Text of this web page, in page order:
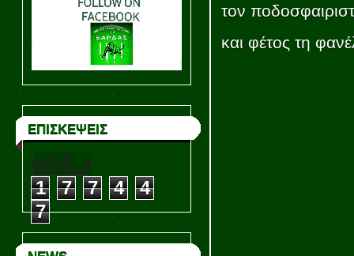
ΕΠΙΣΚΕΨΕΙΣ
1 7 7 4
4
7
τον
και φέτος τη